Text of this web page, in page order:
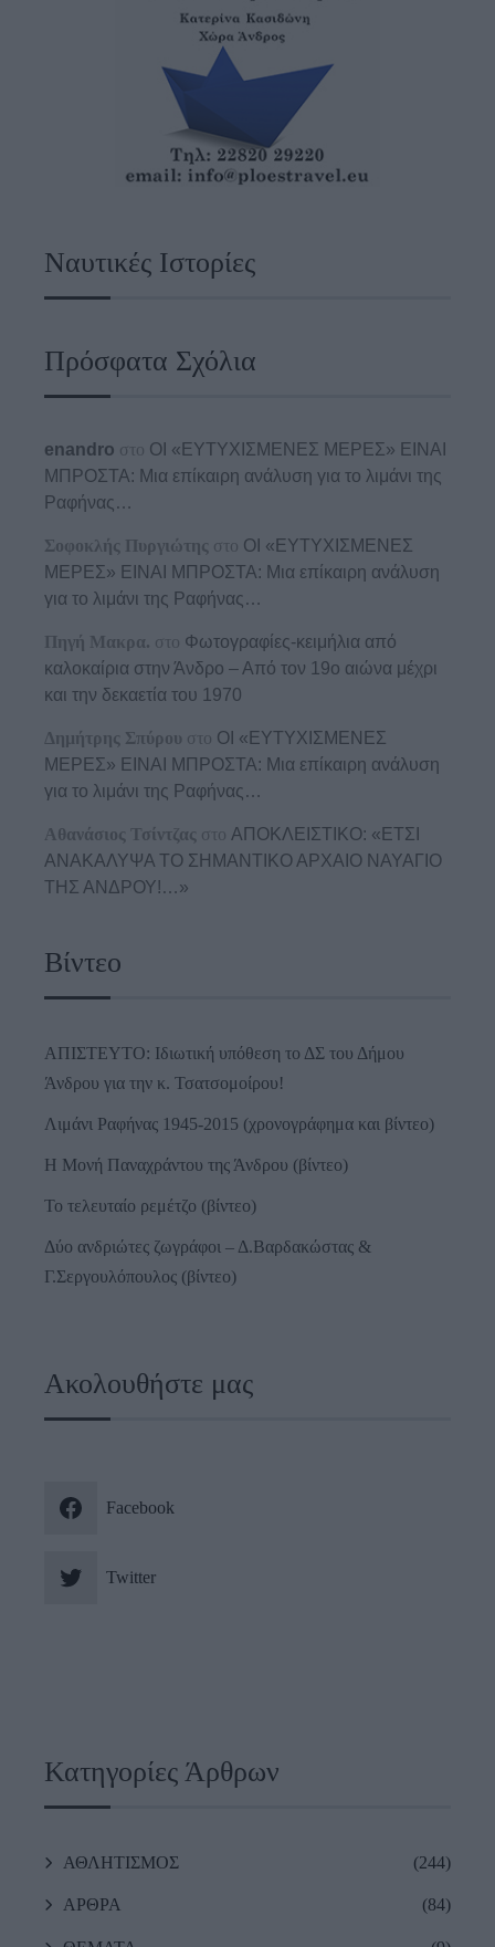
Ναυτικές Ιστορίες
Πρόσφατα Σχόλια
enandro στο ΟΙ «ΕΥΤΥΧΙΣΜΕΝΕΣ ΜΕΡΕΣ» ΕΙΝΑΙ
ΜΠΡΟΣΤΑ: Μια επίκαιρη ανάλυση για το λιμάνι της
Ραφήνας…
Σοφοκλής Πυργιώτης στο ΟΙ «ΕΥΤΥΧΙΣΜΕΝΕΣ
ΜΕΡΕΣ» ΕΙΝΑΙ ΜΠΡΟΣΤΑ: Μια επίκαιρη ανάλυση
για το λιμάνι της Ραφήνας…
Πηγή Μακρα. στο Φωτογραφίες-κειμήλια από
καλοκαίρια στην Άνδρο – Από τον 19ο αιώνα μέχρι
και την δεκαετία του 1970
Δημήτρης Σπύρου στο ΟΙ «ΕΥΤΥΧΙΣΜΕΝΕΣ
ΜΕΡΕΣ» ΕΙΝΑΙ ΜΠΡΟΣΤΑ: Μια επίκαιρη ανάλυση
για το λιμάνι της Ραφήνας…
Αθανάσιος Τσίντζας στο ΑΠΟΚΛΕΙΣΤΙΚΟ: «ΕΤΣΙ
ΑΝΑΚΑΛΥΨΑ ΤΟ ΣΗΜΑΝΤΙΚΟ ΑΡΧΑΙΟ ΝΑΥΑΓΙΟ
ΤΗΣ ΑΝΔΡΟΥ!…»
Βίντεο
ΑΠΙΣΤΕΥΤΟ: Ιδιωτική υπόθεση το ΔΣ του Δήμου
Άνδρου για την κ. Τσατσομοίρου!
Λιμάνι Ραφήνας 1945-2015 (χρονογράφημα και βίντεο)
Η Μονή Παναχράντου της Άνδρου (βίντεο)
Το τελευταίο ρεμέτζο (βίντεο)
Δύο ανδριώτες ζωγράφοι – Δ.Βαρδακώστας &
Γ.Σεργουλόπουλος (βίντεο)
Ακολουθήστε μας
Facebook
Twitter
Κατηγορίες Άρθρων
ΑΘΛΗΤΙΣΜΟΣ (244)
ΑΡΘΡΑ (84)